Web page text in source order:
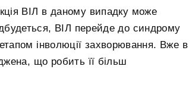
ВІЛ в даному випадку може
ВІЛ перейде до синдрому
інволюції захворювання. Вже в
що робить її більш